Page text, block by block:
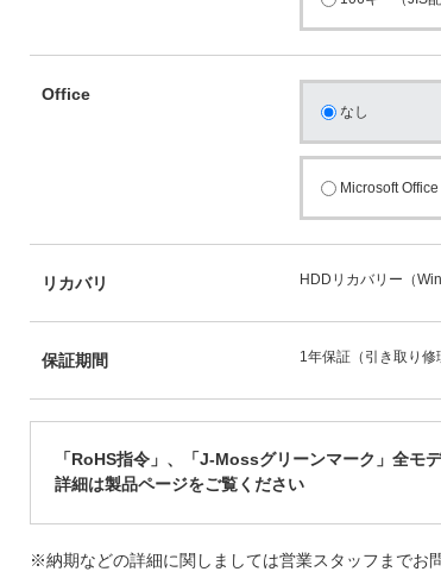
Office
なし
Microsoft
リカバリ HDDリカバリー（
保証期間 1年保証（引き取り修
「RoHS指令」、「J-Mossグリーンマーク」全モ
詳細は製品ページをご覧ください
※納期などの詳細に関しましては営業スタッフまでお